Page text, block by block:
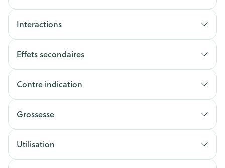
Interactions
Effets secondaires
Contre indication
Grossesse
Utilisation